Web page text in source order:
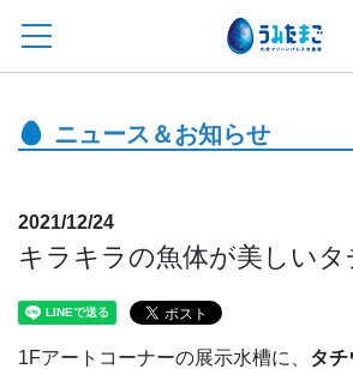
ニュース＆お知らせ
2021/12/24
キラキラの魚体が美しいタ
1Fアートコーナーの展示水槽に、 タチ